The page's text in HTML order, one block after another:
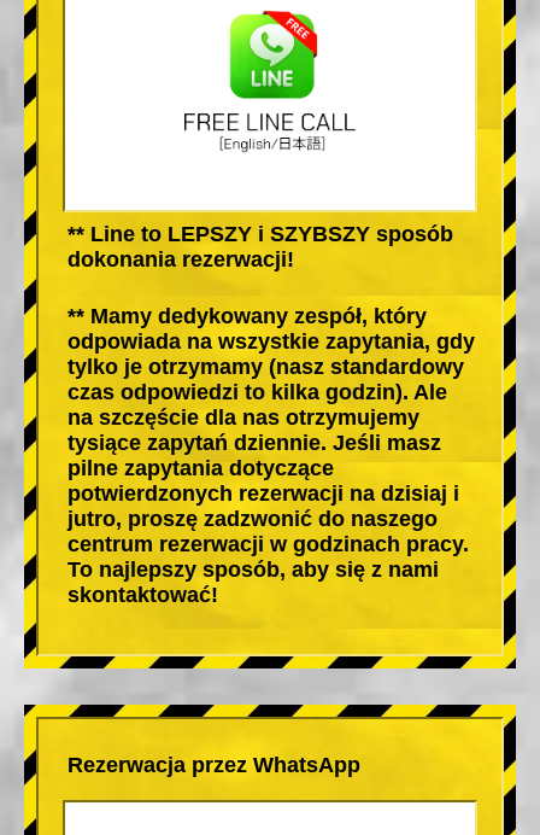
** Line to LEPSZY i SZYBSZY sposób
dokonania rezerwacji!
** Mamy dedykowany zespół, który
odpowiada na wszystkie zapytania, gdy
tylko je otrzymamy (nasz standardowy
czas odpowiedzi to kilka godzin). Ale
na szczęście dla nas otrzymujemy
tysiące zapytań dziennie. Jeśli masz
pilne zapytania dotyczące
potwierdzonych rezerwacji na dzisiaj i
jutro, proszę zadzwonić do naszego
centrum rezerwacji w godzinach pracy.
To najlepszy sposób, aby się z nami
skontaktować!
Rezerwacja przez WhatsApp